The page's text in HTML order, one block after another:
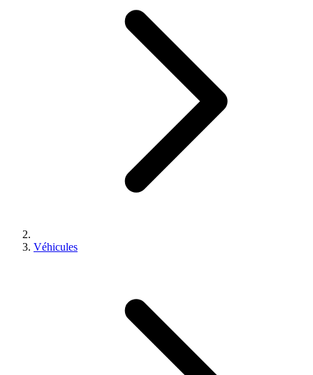
Véhicules